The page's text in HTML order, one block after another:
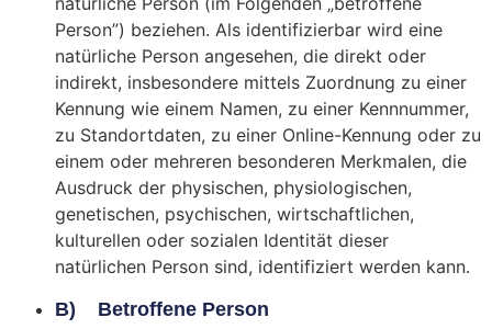
Person”) beziehen. Als identifizierbar wird eine
natürliche Person angesehen, die direkt oder
indirekt, insbesondere mittels Zuordnung zu einer
Kennung wie einem Namen, zu einer Kennnummer,
zu Standortdaten, zu einer Online-Kennung oder zu
einem oder mehreren besonderen Merkmalen, die
Ausdruck der physischen, physiologischen,
genetischen, psychischen, wirtschaftlichen,
kulturellen oder sozialen Identität dieser
natürlichen Person sind, identifiziert werden kann.
B) Betroffene Person